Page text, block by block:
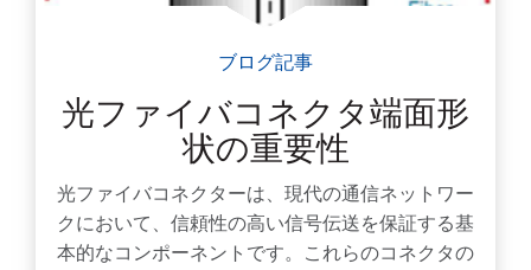
ブログ記事
光ファイバコネクタ端面形
状の重要性
光ファイバコネクターは、現代の通信ネットワー
クにおいて、信頼性の高い信号伝送を保証する基
本的なコンポーネントです。これらのコネクタの